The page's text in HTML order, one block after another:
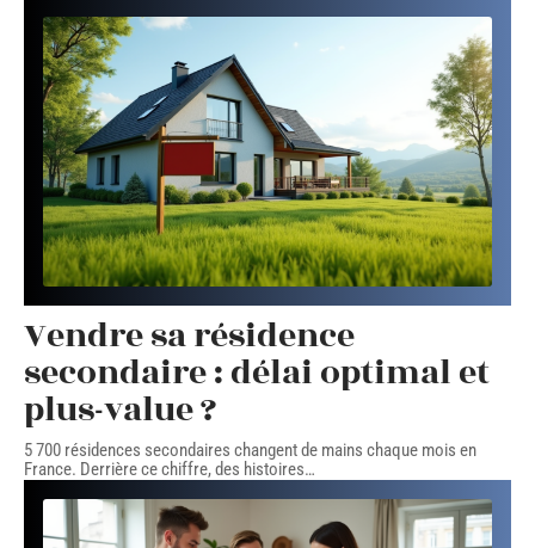
Vendre sa résidence
secondaire : délai optimal et
plus-value ?
5 700 résidences secondaires changent de mains chaque mois en
France. Derrière ce chiffre, des histoires…